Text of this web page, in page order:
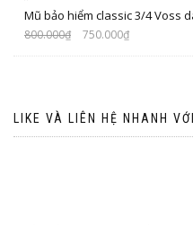
Mũ bảo hiểm classic 3/4 Voss
800.000₫ 750.000₫
LIKE VÀ LIÊN HỆ NHANH